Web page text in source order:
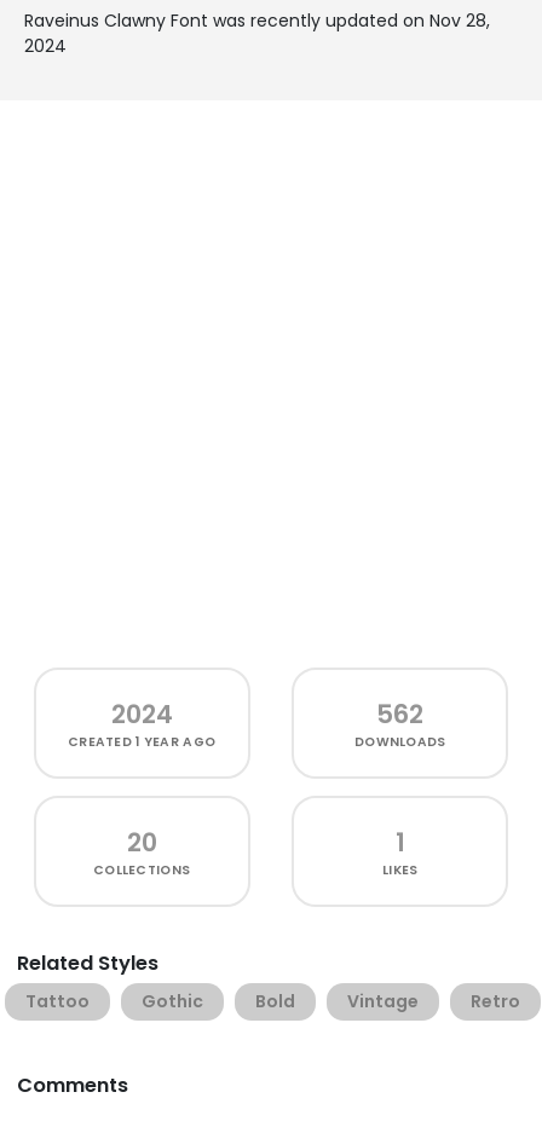
Raveinus Clawny Font was recently updated on Nov 28,
2024
2024
CREATED1 YEAR AGO
562
DOWNLOADS
20
COLLECTIONS
1
LIKES
Related Styles
Tattoo Gothic Bold Vintage Retro
Comments